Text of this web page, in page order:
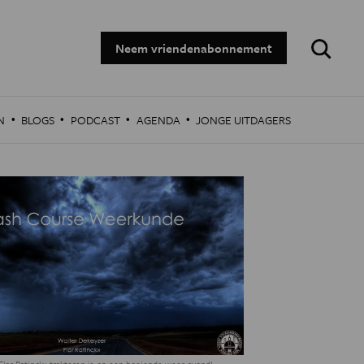
Neem vriendenabonnement
Zoeken:
· BLOGS · PODCAST · AGENDA · JONGE UITDAGERS